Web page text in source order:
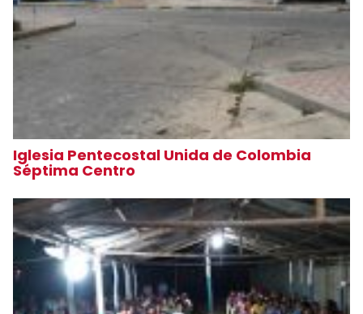
Iglesia Pentecostal Unida de Colombia
Séptima Centro